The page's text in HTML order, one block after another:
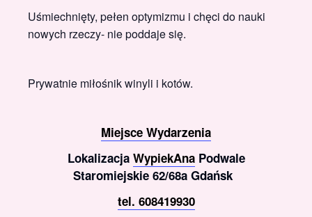
Uśmiechnięty, pełen optymizmu i chęci do nauki
nowych rzeczy- nie poddaje się.
Prywatnie miłośnik winyli i kotów.
Miejsce Wydarzenia
Lokalizacja WypiekAnaPodwale
Staromiejskie 62/68a Gdańsk
tel. 608419930